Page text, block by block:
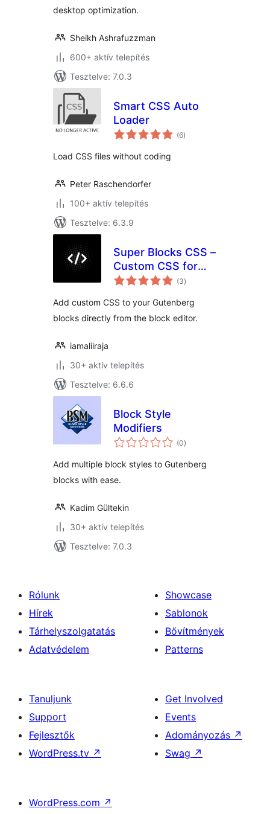
desktop optimization.
Sheikh Ashrafuzzman
600+ aktív telepítés
Tesztelve: 7.0.3
Smart CSS Auto
Loader
(6értékelés
összesen
)
Load CSS files without coding
Peter Raschendorfer
100+ aktív telepítés
Tesztelve: 6.3.9
Super Blocks CSS –
Custom CSS for
Gutenberg Blocks
(3értékelés
összesen
)
Add custom CSS to your Gutenberg
blocks directly from the block editor.
iamaliiraja
30+ aktív telepítés
Tesztelve: 6.6.6
Block Style
Modifiers
(0értékelés
összesen
)
Add multiple block styles to Gutenberg
blocks with ease.
Kadim Gültekin
30+ aktív telepítés
Tesztelve: 7.0.3
Rólunk
Hírek
Tárhelyszolgatatás
Adatvédelem
Showcase
Sablonok
Bővítmények
Patterns
Tanuljunk
Support
Fejlesztők
WordPress.tv ↗
Get Involved
Events
Adományozás ↗
Swag ↗
WordPress.com ↗